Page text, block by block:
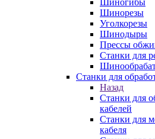
Шиногибы
Шинорезы
Уголкорезы
Шинодыры
Прессы
Станки для
Станки для
Назад
Станки для
кабелей
Станки для
кабеля